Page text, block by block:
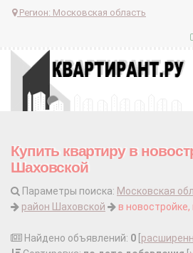
Регион: Московская область
Купить квартиру в
Шаховской
Параметры поиска: Московская
район Шаховской
в новостройке,
Найдено объявлений: 0